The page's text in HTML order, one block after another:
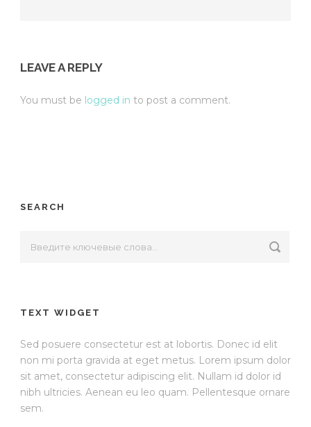
LEAVE A REPLY
You must be logged in to post a comment.
SEARCH
TEXT WIDGET
Sed posuere consectetur est at lobortis. Donec id elit
non mi porta gravida at eget metus. Lorem ipsum dolor
sit amet, consectetur adipiscing elit. Nullam id dolor id
nibh ultricies. Aenean eu leo quam. Pellentesque ornare
sem.